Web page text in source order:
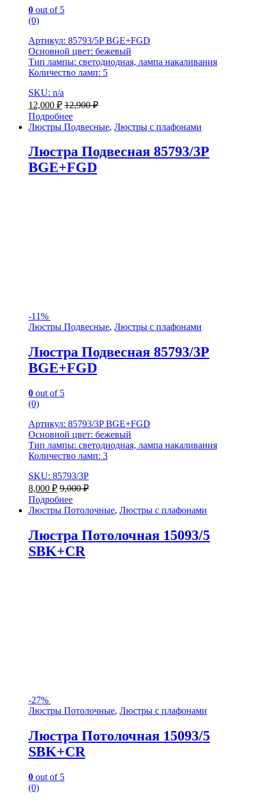
0 out of 5
(0)
Артикул: 85793/5P BGE+FGD
Основной цвет: бежевый
Тип лампы: светодиодная, лампа накаливания
Количество ламп: 5
SKU: n/a
12,000 ₽ 12,900₽
Подробнее
Люстры Подвесные, Люстры с плафонами
Люстра Подвесная 85793/3P
BGE+FGD
-11%
Люстры Подвесные, Люстры с плафонами
Люстра Подвесная 85793/3P
BGE+FGD
0 out of 5
(0)
Артикул: 85793/3P BGE+FGD
Основной цвет: бежевый
Тип лампы: светодиодная, лампа накаливания
Количество ламп: 3
SKU: 85793/3P
8,000 ₽ 9,000₽
Подробнее
Люстры Потолочные, Люстры с плафонами
Люстра Потолочная 15093/5
SBK+CR
-27%
Люстры Потолочные, Люстры с плафонами
Люстра Потолочная 15093/5
SBK+CR
0 out of 5
(0)